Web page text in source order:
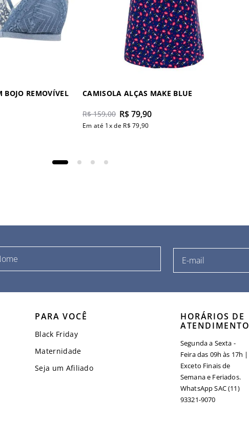
REMOVÍVEL
CAMISOLA ALÇAS MAKE BLUE
R$ 159,00 R$79,90
Em até 1x de R$ 79,90
PARA VOCÊ
Black Friday
Maternidade
Seja um Afiliado
HORÁRIOS DE
ATENDIMENTO
Segunda a Sexta -
Feira das 09h às 17h |
Exceto Finais de
Semana e Feriados.
WhatsApp SAC (11)
93321-9070